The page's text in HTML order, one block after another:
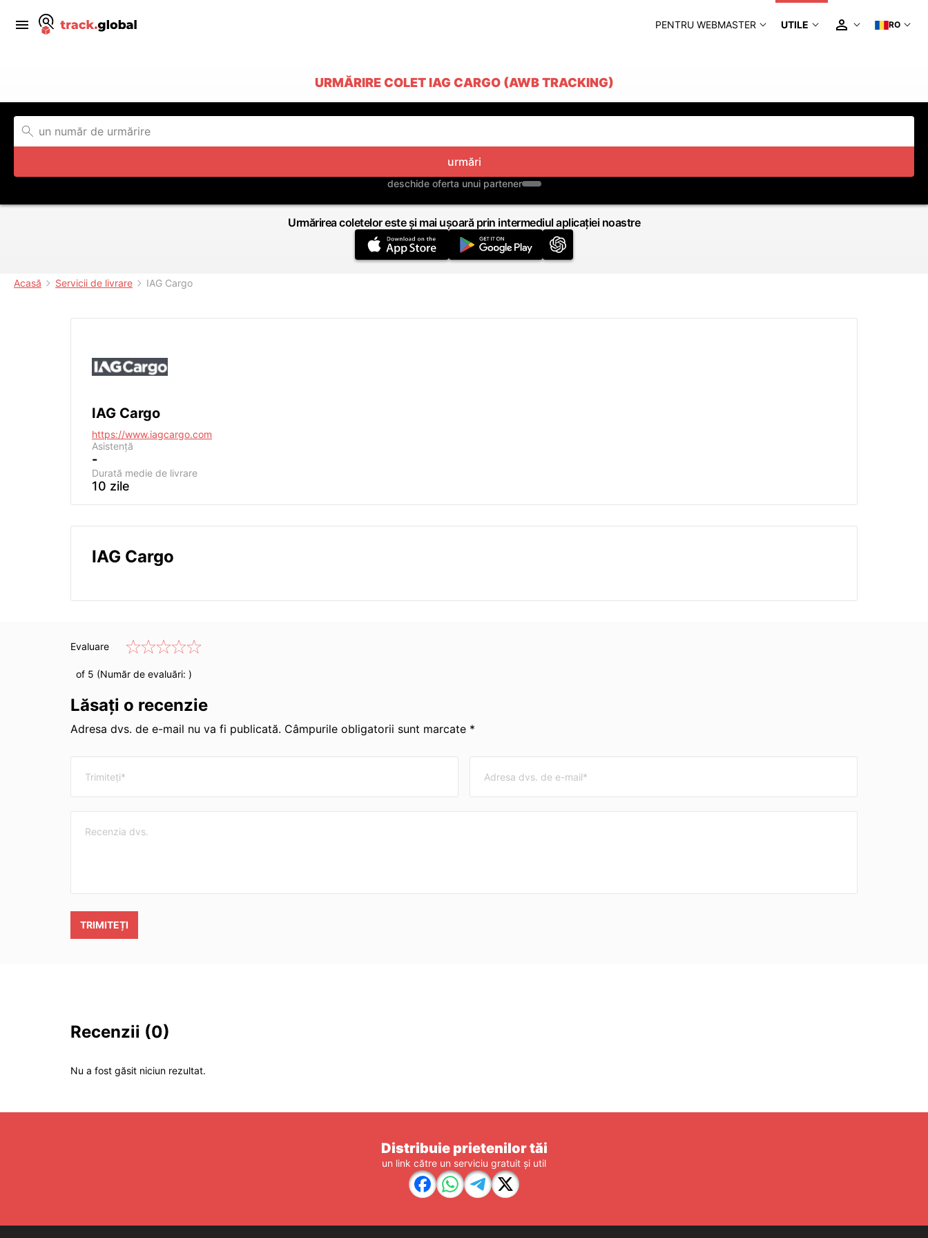
PENTRU WEBMASTER UTILE RO
URMĂRIRE COLET IAG CARGO (AWB TRACKING)
urmări
deschide oferta unui partener
Urmărirea coletelor este și mai ușoară prin intermediul aplicației noastre
Acasă Servicii de livrare IAG Cargo
IAG Cargo
https://www.iagcargo.com
Asistență
-
Durată medie de livrare
10 zile
IAG Cargo
Evaluare
of 5 (Număr de evaluări: )
Lăsați o recenzie
Adresa dvs. de e-mail nu va fi publicată. Câmpurile obligatorii sunt marcate *
TRIMITEȚI
Recenzii (0)
Nu a fost găsit niciun rezultat.
Distribuie prietenilor tăi
un link către un serviciu gratuit și util